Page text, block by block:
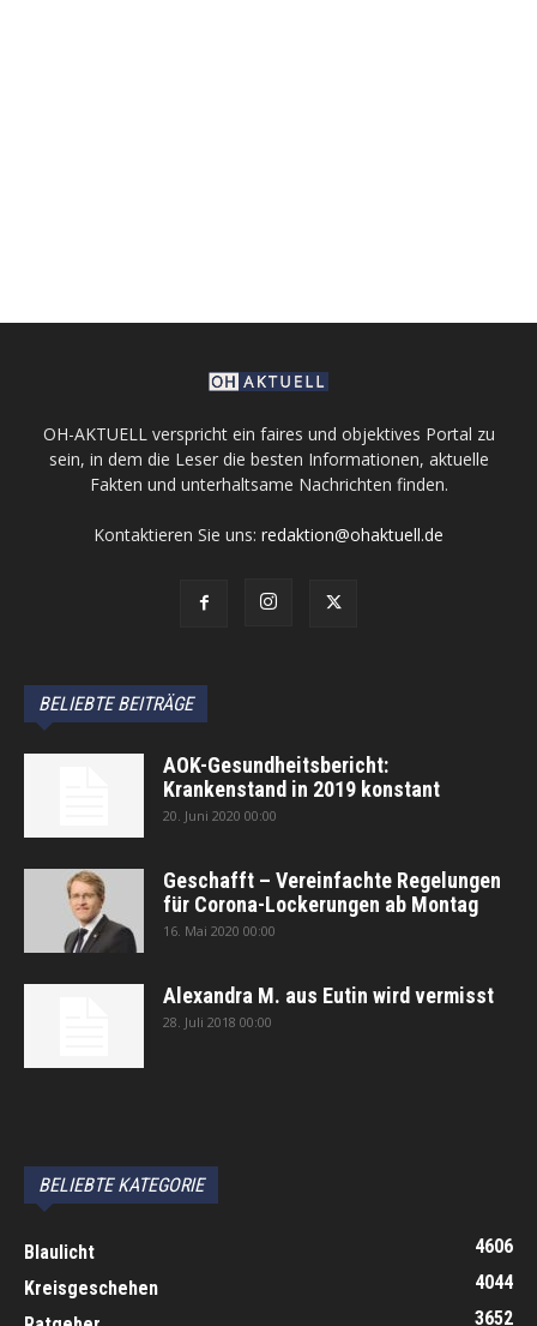
OH-AKTUELL verspricht ein faires und objektives Portal zu
sein, in dem die Leser die besten Informationen, aktuelle
Fakten und unterhaltsame Nachrichten finden.
Kontaktieren Sie uns: redaktion@ohaktuell.de
BELIEBTE BEITRÄGE
AOK-Gesundheitsbericht:
Krankenstand in 2019 konstant
20. Juni 2020 00:00
Geschafft – Vereinfachte Regelungen
für Corona-Lockerungen ab Montag
16. Mai 2020 00:00
Alexandra M. aus Eutin wird vermisst
28. Juli 2018 00:00
BELIEBTE KATEGORIE
Blaulicht
4606
Kreisgeschehen
4044
3652